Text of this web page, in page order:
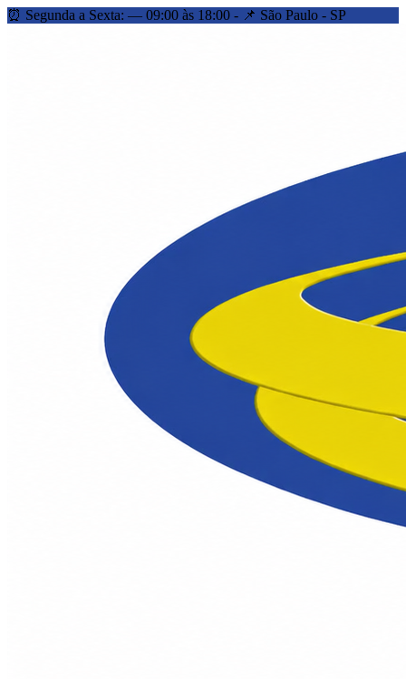
⏰ Segunda a Sexta: — 09:00 às 18:00 - 📌 São Paulo - SP